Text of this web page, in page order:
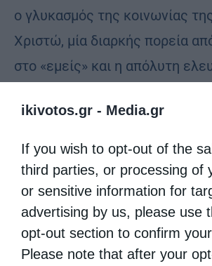
ikivotos.gr - Media.gr
If you wish to opt-out of the
third parties, or processing of
or sensitive information for
advertising by us, please use
opt-out section to confirm
Please note that after your
ο γλυκασμός της κοινωνίας
Χριστώ, μία διαρκής πορεία
στο «εμείς» και η απόλυτη
ηλευθέρωσε» (Γαλ. 5,1).
Την ώρα αυτή όμως απαιτείται
χρειάζεται από όλους
προσοχή για να προφυλάξουμε
ζωής, το μεγάλο αυτό δώρο
κάθε άνθρωπο ανεξαρτήτως